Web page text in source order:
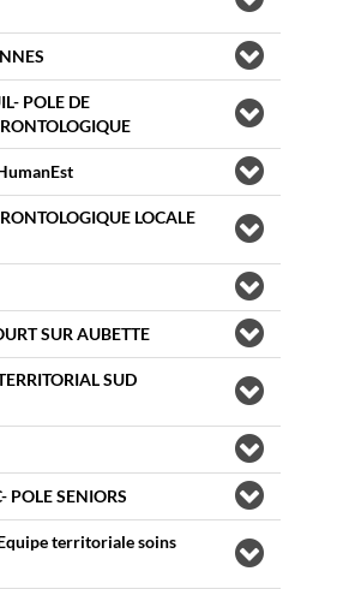
POLE DE
LOCALE
SUR AUBETTE
SUD
POLE SENIORS
territoriale soins